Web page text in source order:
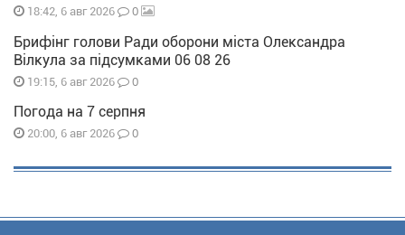
18:42, 6 авг 2026 0
Брифінг голови Ради оборони міста Олександра
Вілкула за підсумками 06 08 26
19:15, 6 авг 2026 0
Погода на 7 серпня
20:00, 6 авг 2026 0